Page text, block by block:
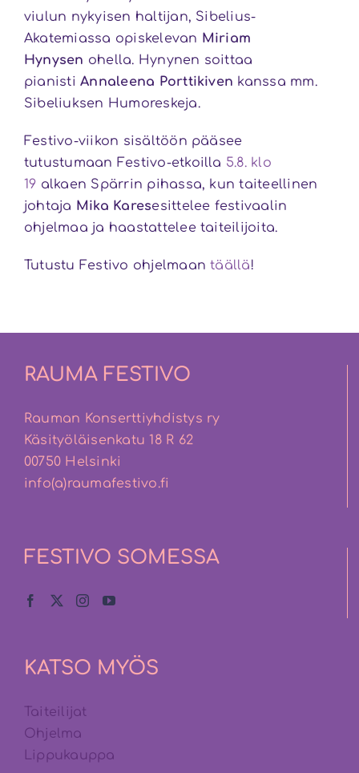
viulun nykyisen haltijan, Sibelius-
Akatemiassa opiskelevan Miriam
Hynysen ohella. Hynynen soittaa
pianistiAnnaleena Porttikiven kanssa mm.
Sibeliuksen Humoreskeja.
Festivo-viikon sisältöön pääsee
tutustumaan Festivo-etkoilla 5.8. klo
19 alkaen Spärrin pihassa, kun taiteellinen
johtaja Mika Karesesittelee festivaalin
ohjelmaa ja haastattelee taiteilijoita.
Tutustu Festivo ohjelmaantäällä!
RAUMA FESTIVO
Rauman Konserttiyhdistys ry
Käsityöläisenkatu 18 R 62
00750 Helsinki
info(a)raumafestivo.fi
FESTIVO SOMESSA
KATSO MYÖS
Taiteilijat
Ohjelma
Lippukauppa